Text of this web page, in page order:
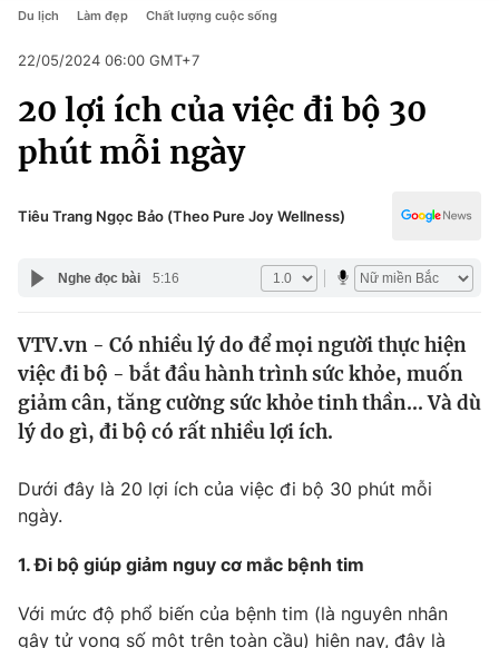
Chuyên mục
Chính trị
Pháp luật
Thế giới
Tin tức
Thế giới đó đây
Câu chuyện quốc tế
Tài chính
Dữ liệu và đời sống
Phim VTV
Chính trị
Pháp luật
Kinh tế
Thể thao
Truyền hình
Y tế
Công nghệ
Du lịch Làm đẹp Chất lượng cuộc sống
22/05/2024 06:00 GMT+7
20 lợi ích của việc đi bộ 30
phút mỗi ngày
Tiêu Trang Ngọc Bảo (Theo Pure Joy Wellness)
Nghe đọc bài 5:16
VTV.vn - Có nhiều lý do để mọi người thực hiện
việc đi bộ - bắt đầu hành trình sức khỏe, muốn
giảm cân, tăng cường sức khỏe tinh thần... Và dù
lý do gì, đi bộ có rất nhiều lợi ích.
Dưới đây là 20 lợi ích của việc đi bộ 30 phút mỗi
ngày.
1. Đi bộ giúp giảm nguy cơ mắc bệnh tim
Với mức độ phổ biến của bệnh tim (là nguyên nhân
gây tử vong số một trên toàn cầu) hiện nay, đây là